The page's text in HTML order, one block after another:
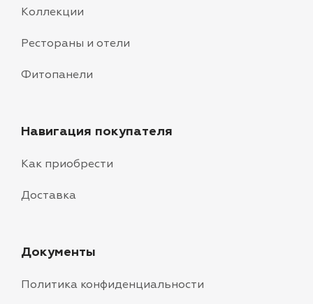
Коллекции
Рестораны и отели
Фитопанели
Навигация покупателя
Как приобрести
Доставка
Документы
Политика конфиденциальности